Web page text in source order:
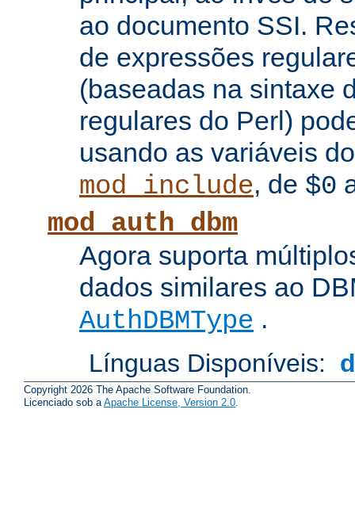
ao documento SSI.
de expressões
(baseadas na sintaxe
regulares do Perl)
usando as variáveis
mod_include, de $0
mod_auth_dbm
Agora suporta
dados similares ao
AuthDBMType .
Línguas Disponíveis:
Copyright 2026 The Apache Software Foundation.
Licenciado sob aApache License, Version 2.0.